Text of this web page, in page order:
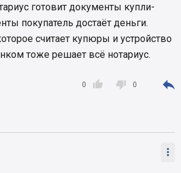
готовит документы купли-
покупатель достаёт деньги.
считает купюры и устройство
тоже решает всё нотариус.

0  0 
